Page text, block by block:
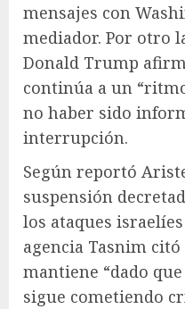
mensajes con
mediador. Por otro
Donald Trump
continúa a un
no haber sido
interrupción.
Según reportó
suspensión
los ataques
agencia Tasnim
mantiene “dado
sigue cometiendo